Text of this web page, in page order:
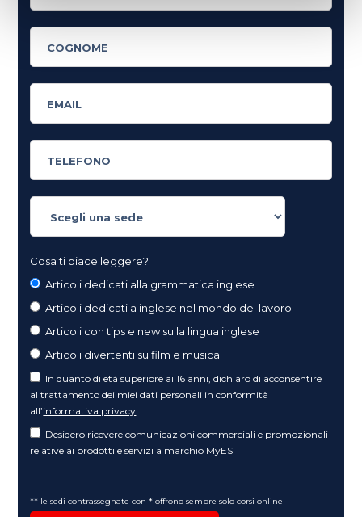
Cosa ti piace leggere?
Articoli dedicati alla grammatica inglese
Articoli dedicati a inglese nel mondo del lavoro
Articoli con tips e new sulla lingua inglese
Articoli divertenti su film e musica
In quanto di età superiore ai 16 anni, dichiaro di acconsentire
al trattamento dei miei dati personali in conformità
all’informativa privacy
Desidero ricevere comunicazioni commerciali e promozionali
relative ai prodotti e servizi a marchio MyES
** le sedi contrassegnate con * offrono sempre solo corsi online